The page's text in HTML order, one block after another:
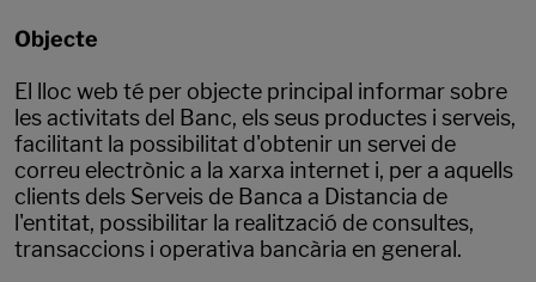
Objecte
El lloc web té per objecte principal informar sobre
les activitats del Banc, els seus productes i serveis,
facilitant la possibilitat d'obtenir un servei de
correu electrònic a la xarxa internet i, per a aquells
clients dels Serveis de Banca a Distancia de
l'entitat, possibilitar la realització de consultes,
transaccions i operativa bancària en general.